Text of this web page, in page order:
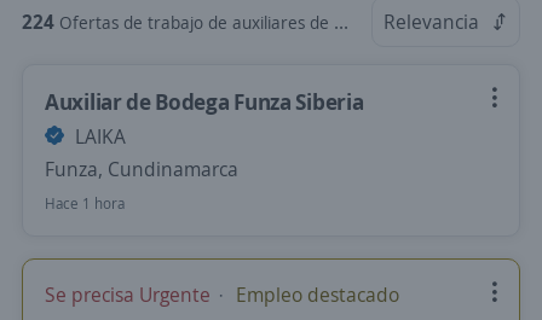
224 Ofertas de trabajo de auxiliares de contratacion en Cundinamarca Relevancia
Auxiliar de Bodega Funza Siberia
LAIKA
Funza, Cundinamarca
Hace 1 hora
Se precisa Urgente Empleo destacado